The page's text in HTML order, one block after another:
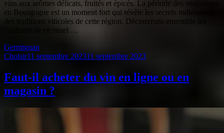
vins aux arômes délicats, fruités et épicés. La période des vendanges
en Bourgogne est un moment fort qui révèle les secrets millénaires
des traditions viticoles de cette région. Découvrons ensemble les
coulisses de ce rituel …
Germignan
Choisir11 septembre 202311 septembre 2023
Faut-il acheter du vin en ligne ou en
magasin ?